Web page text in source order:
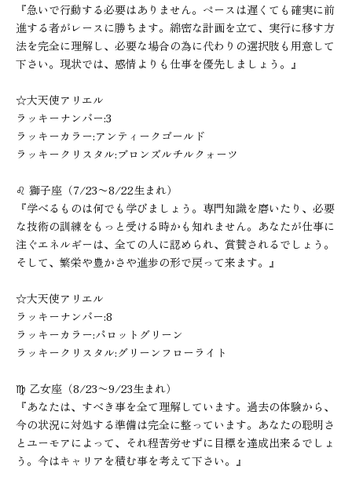
『急いで行動する必要はありません。ペースは遅くても確実に前
進する者がレースに勝ちます。綿密な計画を立て、実行に移す方
法を完全に理解し、必要な場合の為に代わりの選択肢も用意して
下さい。現状では、感情よりも仕事を優先しましょう。』
☆大天使アリエル
ラッキーナンバー:3
ラッキーカラー:アンティークゴールド
ラッキークリスタル:ブロンズルチルクォーツ
♌︎ 獅子座（7/23〜8/22生まれ）
『学べるものは何でも学びましょう。専門知識を磨いたり、必要
な技術の訓練をもっと受ける時かも知れません。あなたが仕事に
注ぐエネルギーは、全ての人に認められ、賞賛されるでしょう。
そして、繁栄や豊かさや進歩の形で戻って来ます。』
☆大天使アリエル
ラッキーナンバー:8
ラッキーカラー:パロットグリーン
ラッキークリスタル:グリーンフローライト
♍︎ 乙女座（8/23〜9/23生まれ）
『あなたは、すべき事を全て理解しています。過去の体験から、
今の状況に対処する準備は完全に整っています。あなたの聡明さ
とユーモアによって、それ程苦労せずに目標を達成出来るでしょ
う。今はキャリアを積む事を考えて下さい。』